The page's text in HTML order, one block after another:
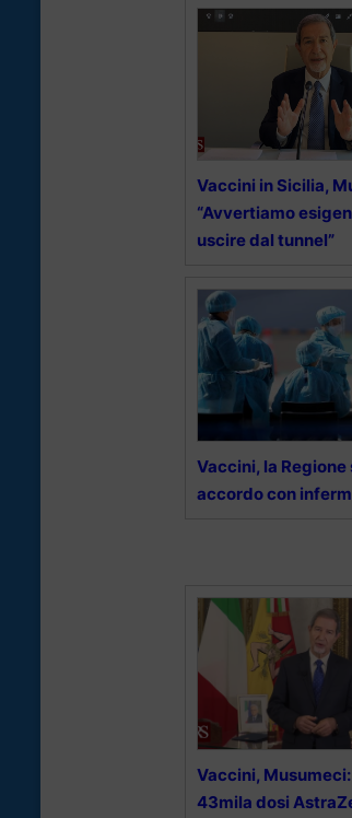
Vaccini in Sicilia,
“Avvertiamo
uscire dal tunnel”
Vaccini, la Regione
accordo con
Vaccini,
43mila dosi